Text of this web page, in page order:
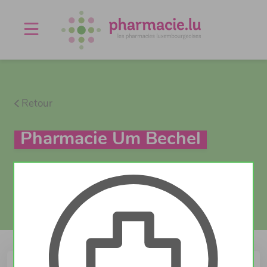
Retour
Pharmacie Um Bechel
Actuellement ouvert
Agenda
À propos